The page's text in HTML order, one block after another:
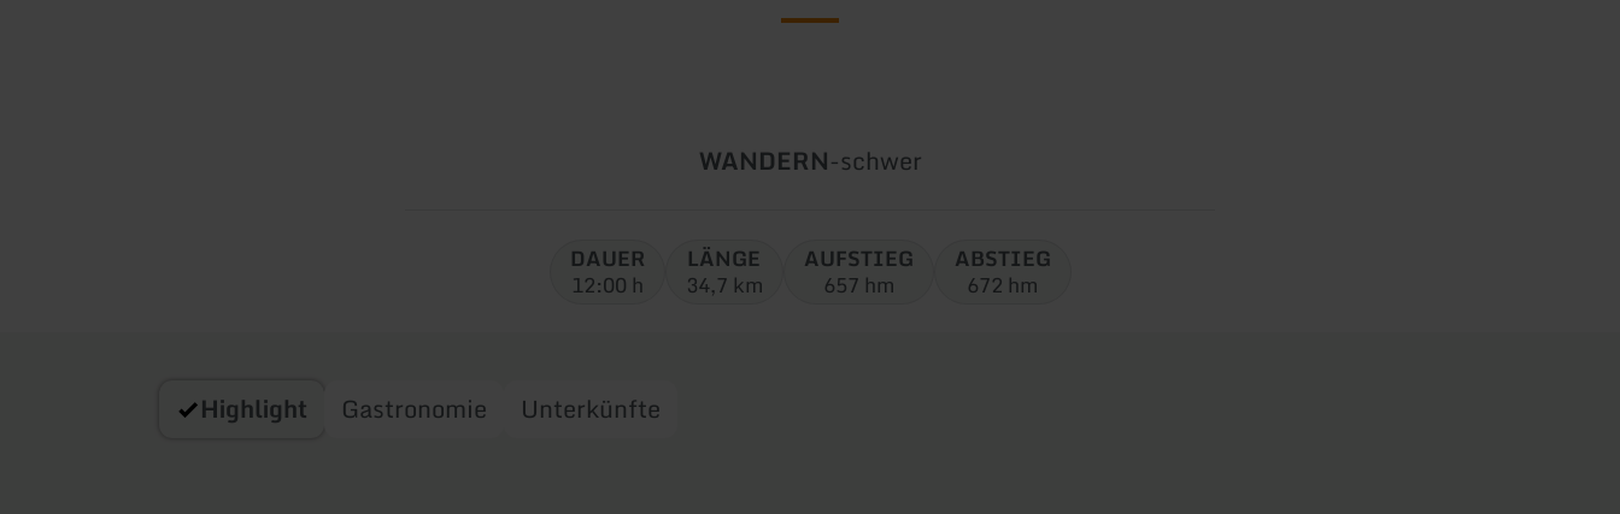
Art
Tour:
WANDERN-Schwierigkeit:
schwer
DAUER
12:00 h
LÄNGE
34,7 km
AUFSTIEG
657 hm
ABSTIEG
672 hm
Highlight Gastronomie Unterkünfte